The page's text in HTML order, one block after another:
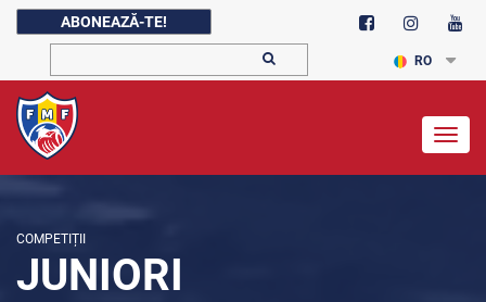
ABONEAZĂ-TE!
RO
COMPETIȚII
JUNIORI